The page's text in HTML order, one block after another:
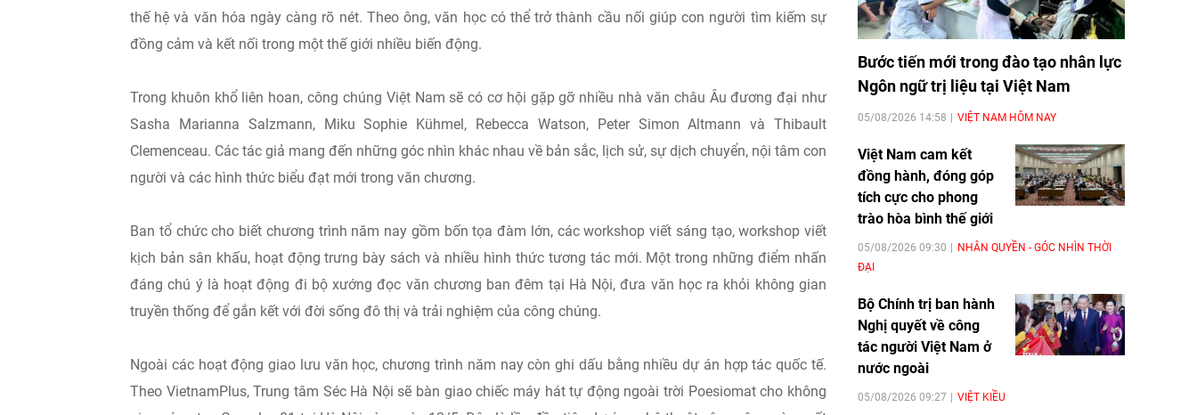
thế hệ và văn hóa ngày càng rõ nét. Theo ông, văn học có thể trở thành cầu nối giúp con người tìm kiếm sự
đồng cảm và kết nối trong một thế giới nhiều biến động.
Trong khuôn khổ liên hoan, công chúng Việt Nam sẽ có cơ hội gặp gỡ nhiều nhà văn châu Âu đương đại như
Sasha Marianna Salzmann, Miku Sophie Kühmel, Rebecca Watson, Peter Simon Altmann và Thibault
Clemenceau. Các tác giả mang đến những góc nhìn khác nhau về bản sắc, lịch sử, sự dịch chuyển, nội tâm con
người và các hình thức biểu đạt mới trong văn chương.
Ban tổ chức cho biết chương trình năm nay gồm bốn tọa đàm lớn, các workshop viết sáng tạo, workshop viết
kịch bản sân khấu, hoạt động trưng bày sách và nhiều hình thức tương tác mới. Một trong những điểm nhấn
đáng chú ý là hoạt động đi bộ xướng đọc văn chương ban đêm tại Hà Nội, đưa văn học ra khỏi không gian
truyền thống để gắn kết với đời sống đô thị và trải nghiệm của công chúng.
Ngoài các hoạt động giao lưu văn học, chương trình năm nay còn ghi dấu bằng nhiều dự án hợp tác quốc tế.
Theo VietnamPlus, Trung tâm Séc Hà Nội sẽ bàn giao chiếc máy hát tự động ngoài trời Poesiomat cho không
Bước tiến mới trong đào tạo nhân lực
Ngôn ngữ trị liệu tại Việt Nam
05/08/2026 14:58 VIỆT NAM HÔM NAY
Việt Nam cam kết
đồng hành, đóng góp
tích cực cho phong
trào hòa bình thế giới
05/08/2026 09:30
NHÂN QUYỀN - GÓC NHÌN THỜI
ĐẠI
Bộ Chính trị ban hành
Nghị quyết về công
tác người Việt Nam ở
nước ngoài
05/08/2026 09:27 VIỆT KIỀU